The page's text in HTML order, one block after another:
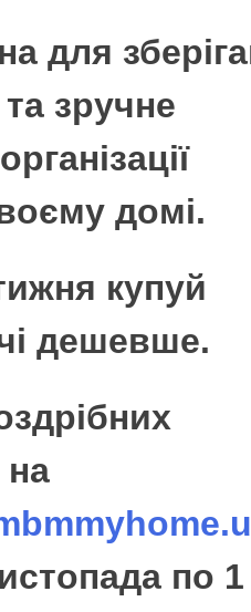
для
зручне
домі.
купуй
дешевше.
на
по 1